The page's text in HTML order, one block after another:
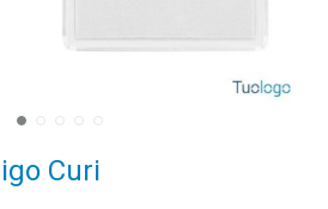
Curi